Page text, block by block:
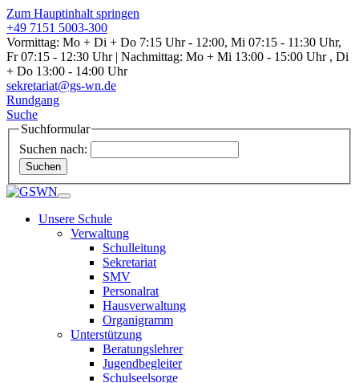
Zum Hauptinhalt springen
+49 7151 5003-300
Vormittag: Mo + Di + Do 7:15 Uhr - 12:00, Mi 07:15 - 11:30 Uhr,
Fr 07:15 - 12:30 Uhr | Nachmittag: Mo + Mi 13:00 - 15:00 Uhr , Di
+ Do 13:00 - 14:00 Uhr
sekretariat@gs-wn.de
Rundgang
Suche
Suchformular
Suchen nach:
Suchen
Unsere Schule
Verwaltung
Schulleitung
Sekretariat
SMV
Personalrat
Hausverwaltung
Organigramm
Unterstützung
Beratungslehrer
Jugendbegleiter
Schulseelsorge